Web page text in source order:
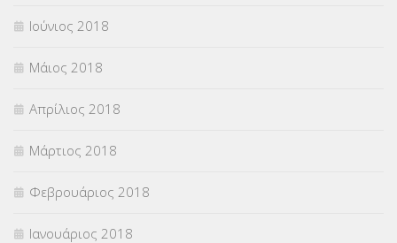
Ιούνιος 2018
Μάιος 2018
Απρίλιος 2018
Μάρτιος 2018
Φεβρουάριος 2018
Ιανουάριος 2018